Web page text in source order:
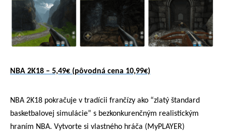
NBA 2K18 – 5,49€ (pôvodná cena 10,99€)
NBA 2K18 pokračuje v tradícii frančízy ako “zlatý štandard
basketbalovej simulácie” s bezkonkurenčným realistickým
hraním NBA. Vytvorte si vlastného hráča (MyPLAYER)